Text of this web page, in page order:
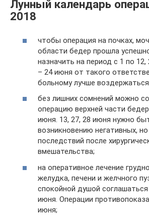
Лунный календарь
2018
чтобы операция на почках,
области бедер прошла
назначить на период с 1 по 12,
– 24 июня от такого
больному лучше
без лишних сомнений можно
операцию верхней части
июня. 13, 27, 28 июня нужно
возникновению негативных,
последствий после
вмешательства;
на оперативное лечение
желудка, печени и желчного
спокойной душой соглашаться
июня. Операции
июня;